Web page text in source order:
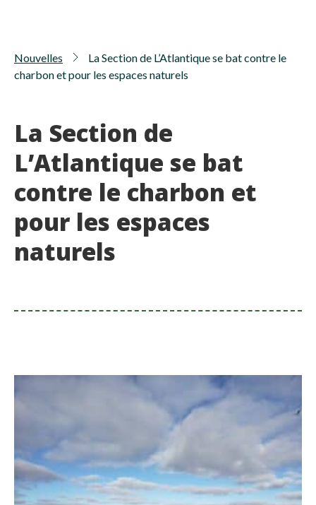
Nouvelles
La Section de L’Atlantique se bat contre le
charbon et pour les espaces naturels
La Section de
L’Atlantique se bat
contre le charbon et
pour les espaces
naturels